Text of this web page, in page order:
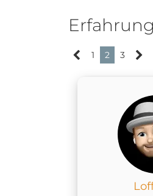
1 2 3